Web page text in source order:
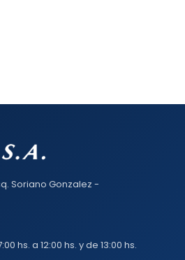
Soriano Gonzalez -
hs. a 12:00 hs. y de 13:00 hs.